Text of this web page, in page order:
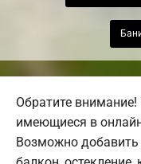
Обратите
имеющиеся в
Возможно добавить